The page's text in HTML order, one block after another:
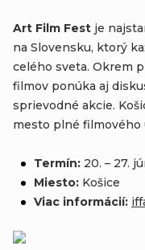
Art Film Fest je
na Slovensku, ktorý
celého sveta. Okrem
filmov ponúka aj
sprievodné akcie.
mesto plné filmového
Termín: 20. – 27.
Miesto: Košice
Viac informácií: